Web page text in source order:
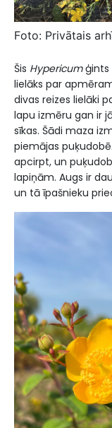
Fоtо: Privātais
Šis Hypericumģints
lielāks par
divas reizes lielāki
lapu izmēru gan ir
sīkas. Šādi maza
piemājas
apcirpt, un
lapiņām. Augs ir
un tā īpašnieku